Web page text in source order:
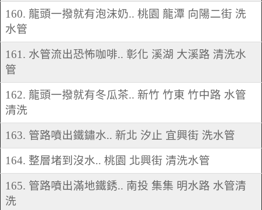
160. 龍頭一撥就有泡沫奶.. 桃園 龍潭 向陽二街 洗
水管
161. 水管流出恐怖咖啡.. 彰化 溪湖 大溪路 清洗水
管
162. 龍頭一撥就有冬瓜茶.. 新竹 竹東 竹中路 水管
清洗
163. 管路噴出鐵鏽水.. 新北 汐止 宜興街 洗水管
164. 整層堵到沒水.. 桃園 北興街 清洗水管
165. 管路噴出滿地鐵銹.. 南投 集集 明水路 水管清
洗